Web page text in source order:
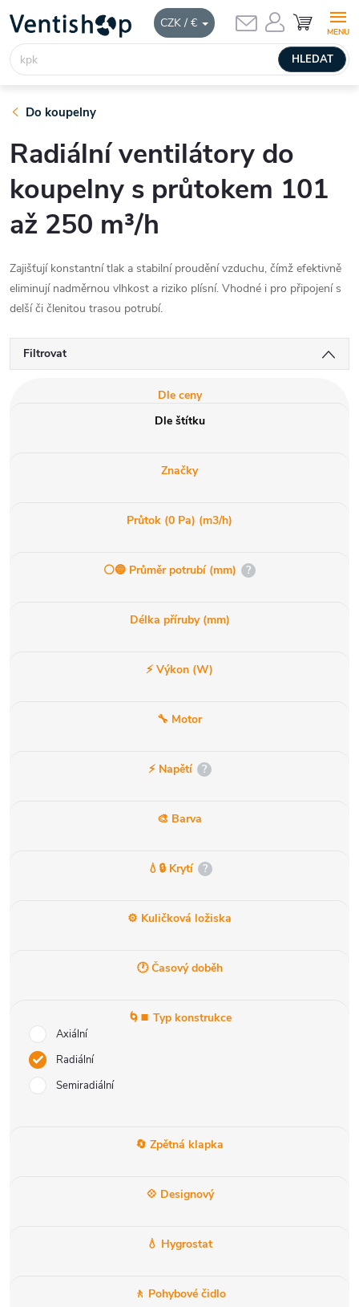
CZK / €
obsah
HLEDAT
NÁKUPNÍ
KOŠÍK
Do koupelny
Radiální ventilátory do
koupelny s průtokem 101
až 250 m³/h
Zajišťují konstantní tlak a stabilní proudění vzduchu, čímž efektivně
eliminují nadměrnou vlhkost a riziko plísní. Vhodné i pro připojení s
delší či členitou trasou potrubí.
Filtrovat
Dle ceny
Dle štítku
Značky
Průtok (0 Pa) (m3/h)
⚪️🔵 Průměr potrubí (mm) ?
Délka příruby (mm)
⚡ Výkon (W)
🔧 Motor
⚡ Napětí ?
🎨 Barva
💧🔒 Krytí ?
⚙️ Kuličková ložiska
🕐 Časový doběh
🌀⏹️ Typ konstrukce
Axiální
Radiální
Semiradiální
🔄 Zpětná klapka
💠 Designový
💧 Hygrostat
🚶 Pohybové čidlo